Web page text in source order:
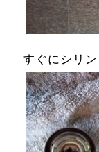
すぐにシリ